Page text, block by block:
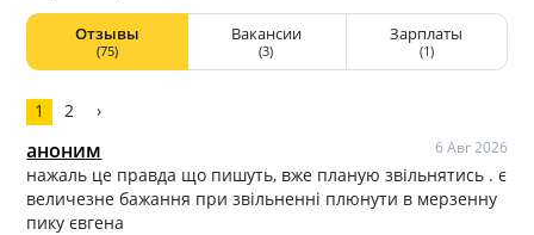
Отзывы
(75)
Вакансии
(3)
Зарплаты
(1)
1 2 ›
аноним 6 Авг 2026
нажаль це правда що пишуть, вже планую звільнятись . є
величезне бажання при звільненні плюнути в мерзенну
пику євгена